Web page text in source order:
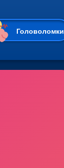
Головоломки
3D